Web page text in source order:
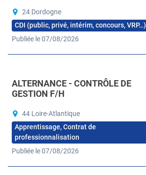
24 Dordogne
CDI (public, privé, intérim, concours, VRP…)
Publiée le 07/08/2026
ALTERNANCE - CONTRÔLE DE
GESTION F/H
44 Loire-Atlantique
Apprentissage, Contrat de
professionnalisation
Publiée le 07/08/2026